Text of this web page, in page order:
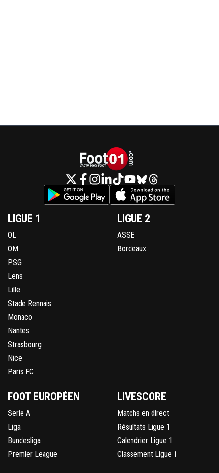
LIGUE 1
OL
OM
PSG
Lens
Lille
Stade Rennais
Monaco
Nantes
Strasbourg
Nice
Paris FC
LIGUE 2
ASSE
Bordeaux
FOOT EUROPÉEN
Serie A
Liga
Bundesliga
Premier League
LIVESCORE
Matchs en direct
Résultats Ligue 1
Calendrier Ligue 1
Classement Ligue 1